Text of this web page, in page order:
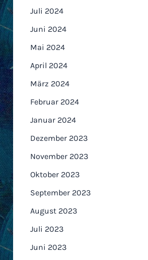
Juli 2024
Juni 2024
Mai 2024
April 2024
März 2024
Februar 2024
Januar 2024
Dezember 2023
November 2023
Oktober 2023
September 2023
August 2023
Juli 2023
Juni 2023